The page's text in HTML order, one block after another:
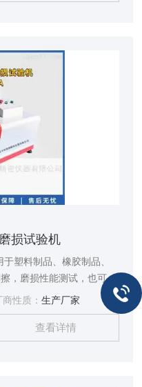
质检机构、实验室研究试
损试验机
塑料制品、橡胶制品、
，磨损性能测试，也可对
损量进行测定。本仪器融
制，并结合老式 M-200摩
成，本仪器具有测控精度
质检机构、实验室研究试
商性质： 生产厂家
查看详情